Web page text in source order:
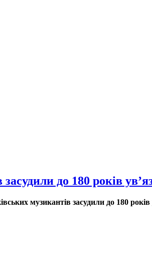
до 180 років
музикантів засудили до 180